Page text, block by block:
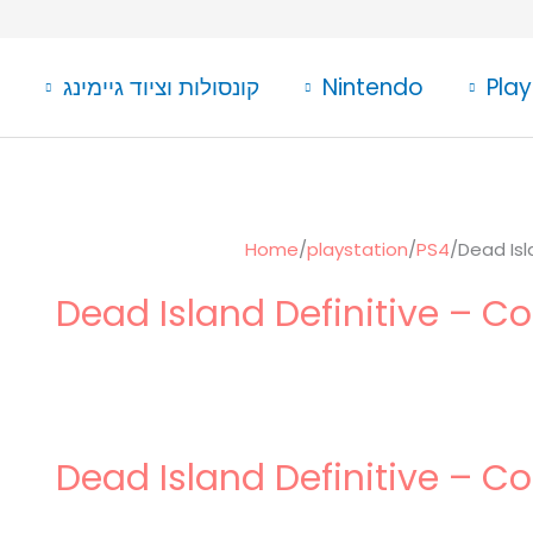
Nintendo קונסולות וציוד גיימינג
Home/playstation/PS4/Dead
Dead Island Definitive –
Dead Island Definitive –